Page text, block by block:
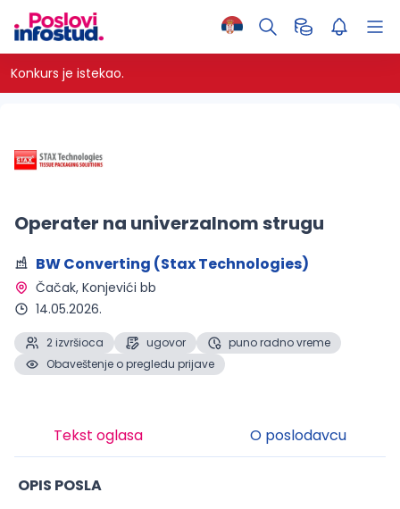
Konkurs je istekao.
Operater na univerzalnom strugu
BW Converting (Stax Technologies)
Čačak, Konjevići bb
14.05.2026.
2 izvršioca ugovor
puno radno vreme
Obaveštenje o pregledu prijave
Tekst oglasa O poslodavcu
OPIS POSLA